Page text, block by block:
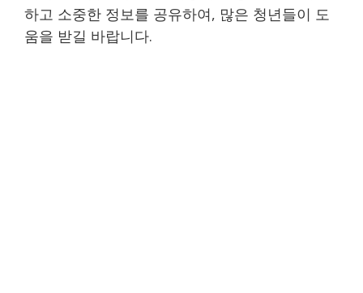
하고 소중한 정보를 공유하여, 많은 청년들이 도
움을 받길 바랍니다.